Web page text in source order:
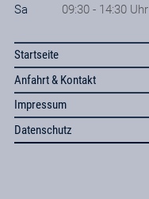
Sa
09:30 - 14:30 Uhr
Startseite
Anfahrt & Kontakt
Impressum
Datenschutz